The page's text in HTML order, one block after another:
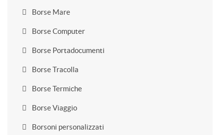
Borse Mare
Borse Computer
Borse Portadocumenti
Borse Tracolla
Borse Termiche
Borse Viaggio
Borsoni personalizzati